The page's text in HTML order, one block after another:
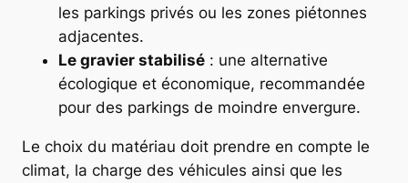
les parkings privés ou les zones piétonnes
adjacentes.
Le gravier stabilisé : une alternative
écologique et économique, recommandée
pour des parkings de moindre envergure.
Le choix du matériau doit prendre en compte le
climat, la charge des véhicules ainsi que les